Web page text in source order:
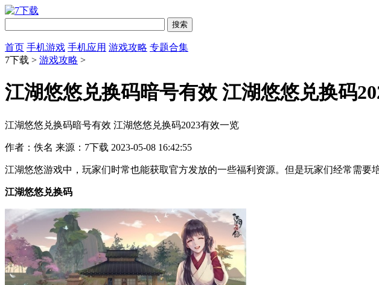
首页 手机游戏 手机应用 游戏攻略 专题合集
7下载 > 游戏攻略 >
江湖悠悠兑换码暗号有效 江湖悠悠兑换码
江湖悠悠兑换码暗号有效 江湖悠悠兑换码2023有效一览
作者：佚名 来源：7下载 2023-05-08 16:42:55
江湖悠悠游戏中，玩家们时常也能获取官方发放的一些福利资源。但是玩家们经常需
江湖悠悠兑换码